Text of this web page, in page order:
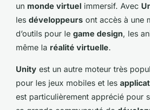
un monde virtuel immersif. Avec
les développeurs ont accès à une
d’outils pour le game design, les
même la réalité virtuelle.
Unity est un autre moteur très
pour les jeux mobiles et les
est particulièrement apprécié pour